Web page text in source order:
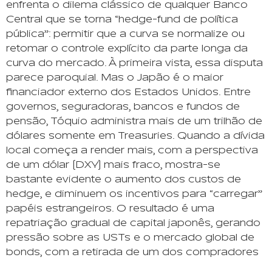
enfrenta o dilema clássico de qualquer Banco
Central que se torna “hedge-fund de política
pública”: permitir que a curva se normalize ou
retomar o controle explícito da parte longa da
curva do mercado. À primeira vista, essa disputa
parece paroquial. Mas o Japão é o maior
financiador externo dos Estados Unidos. Entre
governos, seguradoras, bancos e fundos de
pensão, Tóquio administra mais de um trilhão de
dólares somente em Treasuries. Quando a dívida
local começa a render mais, com a perspectiva
de um dólar (DXY) mais fraco, mostra-se
bastante evidente o aumento dos custos de
hedge, e diminuem os incentivos para “carregar”
papéis estrangeiros. O resultado é uma
repatriação gradual de capital japonês, gerando
pressão sobre as USTs e o mercado global de
bonds, com a retirada de um dos compradores